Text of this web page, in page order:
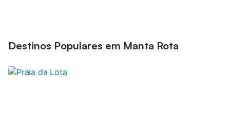
Destinos Populares em Manta Rota